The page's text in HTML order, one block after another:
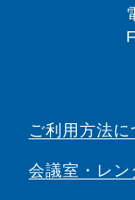
ご利用方法に
会議室・ レン